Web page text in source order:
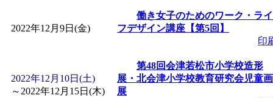
付期間：2026/08/10～
まだまだ暑い！コ
レクリエーション 障
2022年12月9日(金)
働き女子のためのワーク・ライ
フデザイン講座【第5回】
印
2022年12月10日(土)
～ 2022年12月15日(木)
第48回会津若松市小学校造形
展・北会津小学校教育研究会児童画
展